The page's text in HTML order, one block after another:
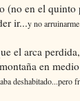
(no en el
ir...y no
el arca
en
deshabitado...pero